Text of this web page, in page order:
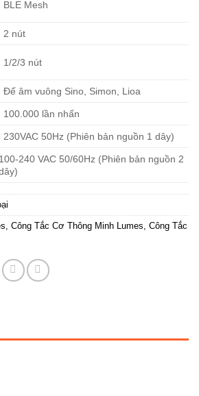
BLE Mesh
2 nút
1/2/3 nút
Đế âm vuông Sino, Simon, Lioa
100.000 lần nhấn
230VAC 50Hz (Phiên bản nguồn 1 dây)
100-240 VAC 50/60Hz (Phiên bản nguồn 2
, Công Tắc Cơ Thông Minh Lumes, Công Tắc